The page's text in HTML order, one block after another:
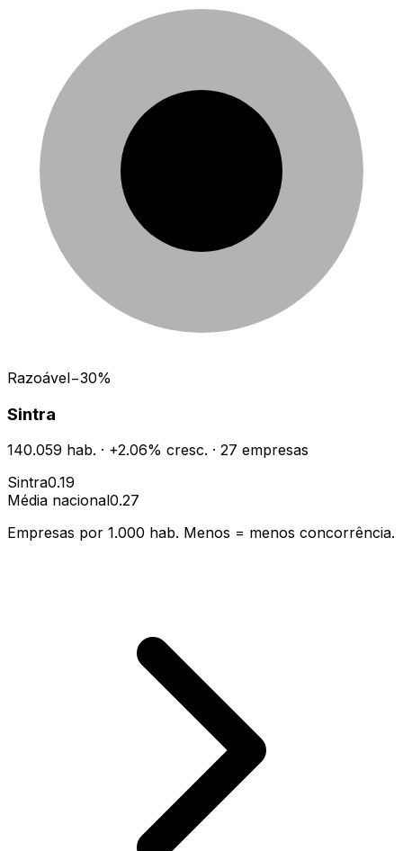
Razoável−30%
Sintra
140.059 hab. · +2.06% cresc. · 27 empresas
Sintra0.19
Média nacional0.27
Empresas por 1.000 hab. Menos = menos concorrência.